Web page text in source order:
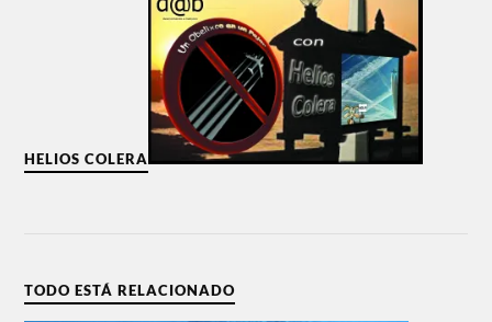
HELIOS COLERA
TODO ESTÁ RELACIONADO